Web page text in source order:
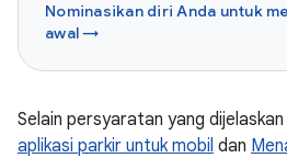
Nominasikan diri Anda untuk
awal →
Selain persyaratan yang
aplikasi parkir untuk mobil dan